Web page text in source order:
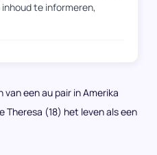
te informeren,
van een au pair in Amerika
Theresa (18) het leven als een